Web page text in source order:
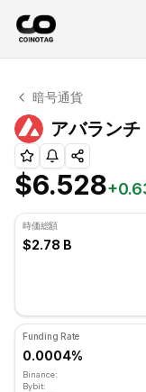
アバランチ テクニカ
アバランチ 現在
暗号通貨
$6.528+
時価総額
$2.78 B
Funding Rate
0.0004%
Binance:
Bybit: